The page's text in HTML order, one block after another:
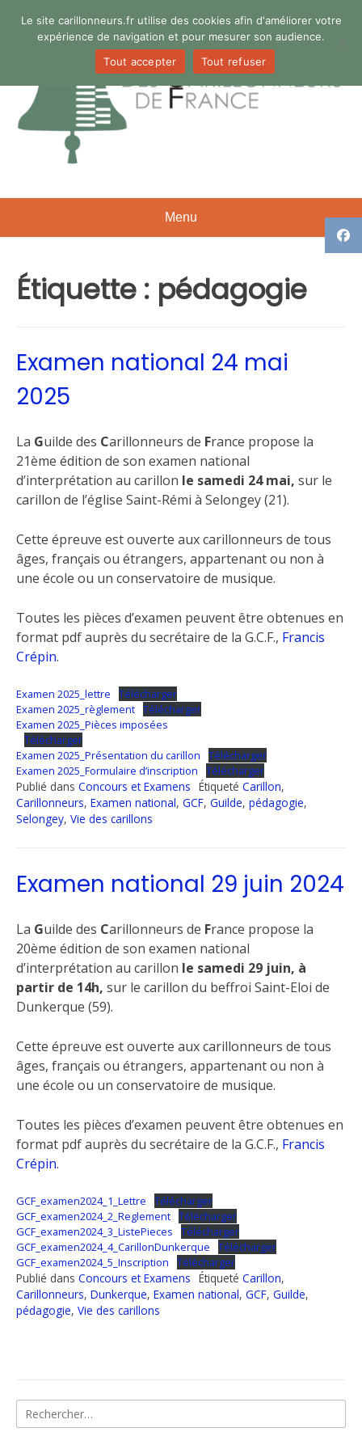
Menu
Étiquette : pédagogie
Examen national 24 mai
2025
La Guilde des Carillonneurs de France propose la
21ème édition de son examen national
d’interprétation au carillon le samedi 24 mai, sur le
carillon de l’église Saint-Rémi à Selongey (21).
Cette épreuve est ouverte aux carillonneurs de tous
âges, français ou étrangers, appartenant ou non à
une école ou un conservatoire de musique.
Toutes les pièces d’examen peuvent être obtenues en
format pdf auprès du secrétaire de la G.C.F., Francis
Crépin.
Examen 2025_lettre
Télécharger
Examen 2025_règlement Télécharger
Examen 2025_Pièces imposées
Télécharger
Examen 2025_Présentation du carillon
Télécharger
Examen 2025_Formulaire d’inscription
Télécharger
Publié dans Concours et Examens Étiqueté Carillon,
Carillonneurs, Examen national, GCF, Guilde, pédagogie,
Selongey, Vie des carillons
Examen national 29 juin 2024
La Guilde des Carillonneurs de France propose la
20ème édition de son examen national
d’interprétation au carillon le samedi 29 juin, à
partir de 14h, sur le carillon du beffroi Saint-Eloi de
Dunkerque (59).
Cette épreuve est ouverte aux carillonneurs de tous
âges, français ou étrangers, appartenant ou non à
une école ou un conservatoire de musique.
Toutes les pièces d’examen peuvent être obtenues en
format pdf auprès du secrétaire de la G.C.F., Francis
Crépin.
GCF_examen2024_1_Lettre
Télécharger
GCF_examen2024_2_Reglement Télécharger
GCF_examen2024_3_ListePieces
Télécharger
GCF_examen2024_4_CarillonDunkerque
Télécharger
GCF_examen2024_5_Inscription
Télécharger
Publié dans Concours et Examens Étiqueté Carillon,
Carillonneurs, Dunkerque, Examen national, GCF, Guilde,
pédagogie, Vie des carillons
Rechercher :
Le site carillonneurs.fr utilise des cookies afin d'améliorer votre
expérience de navigation et pour mesurer son audience.
Tout accepter
Tout refuser